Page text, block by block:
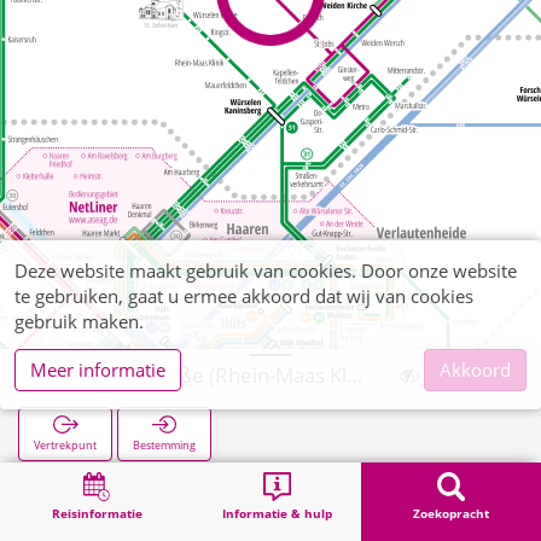
Reisinformatie Informatie & hulp Zoekopracht
Vertrekpunt Bestemming
Zoekopracht Salmanusstraße (Rhein-Maas Klinik)
Deze website maakt gebruik van cookies. Door onze website
te gebruiken, gaat u ermee akkoord dat wij van cookies
gebruik maken.
Meer informatie
Akkoord